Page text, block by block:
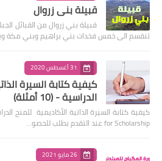
قبيلة بني زروال
قبيلة بني زروال من القبائل
تنقسم الى خمس فخدات بني براهيم وبني مكة
31 أغسطس 2020
كيفية كتابة السيرة
الدراسية - (10 أمثلة)
for Scholarship عند التقدم بطلب للحصو…
26 مايو 2021